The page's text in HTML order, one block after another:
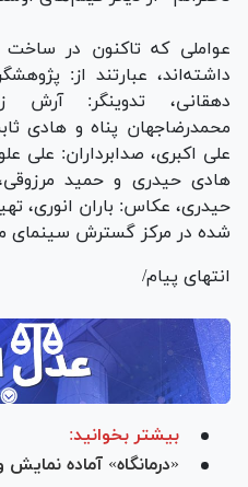
عواملی که تاکنون در
داشته‌اند، عبارتند از:
دهقانی، تدوینگر: آرش
محمدرضاجهان پناه و هادی
علی اکبری، صدابرداران: علی
هادی حیدری و حمید
حیدری، عکاس: باران انوری،
شده در مرکز گسترش سینمای
انتهای پیام/
بیشتر بخوانید:
«درمانگاه» آماده